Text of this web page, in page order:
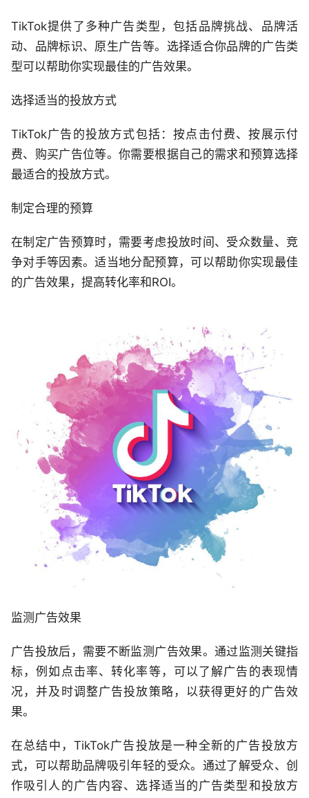
TikTok提供了多种广告类型，包括品牌挑战、品牌活
动、品牌标识、原生广告等。选择适合你品牌的广告类
型可以帮助你实现最佳的广告效果。
选择适当的投放方式
TikTok广告的投放方式包括：按点击付费、按展示付
费、购买广告位等。你需要根据自己的需求和预算选择
最适合的投放方式。
制定合理的预算
在制定广告预算时，需要考虑投放时间、受众数量、竞
争对手等因素。适当地分配预算，可以帮助你实现最佳
的广告效果，提高转化率和ROI。
监测广告效果
广告投放后，需要不断监测广告效果。通过监测关键指
标，例如点击率、转化率等，可以了解广告的表现情
况，并及时调整广告投放策略，以获得更好的广告效
果。
在总结中，TikTok广告投放是一种全新的广告投放方
式，可以帮助品牌吸引年轻的受众。通过了解受众、创
作吸引人的广告内容、选择适当的广告类型和投放方